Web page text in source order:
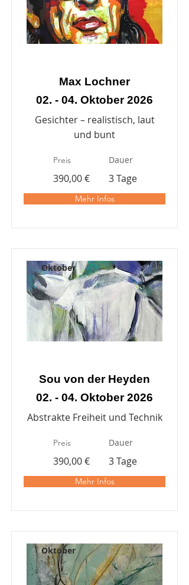
Max Lochner
02. - 04. Oktober 2026
Gesichter – realistisch, laut
und bunt
Preis Dauer
390,00 € 3 Tage
Mehr Infos
Oktober
Sou von der Heyden
02. - 04. Oktober 2026
Abstrakte Freiheit und Technik
Preis Dauer
390,00 € 3 Tage
Mehr Infos
Oktober